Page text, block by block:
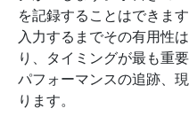
を記録することはできま
入力するまでその有用性
り、タイミングが最も重
パフォーマンスの追跡、
ります。